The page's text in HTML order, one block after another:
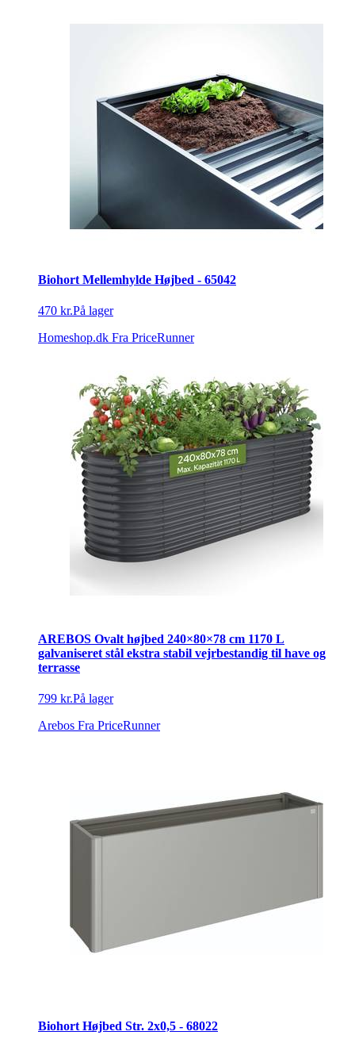
Biohort Mellemhylde Højbed - 65042
470 kr.På lager
Homeshop.dk Fra PriceRunner
AREBOS Ovalt højbed 240×80×78 cm 1170 L
galvaniseret stål ekstra stabil vejrbestandig til have og
terrasse
799 kr.På lager
Arebos Fra PriceRunner
Biohort Højbed Str. 2x0,5 - 68022